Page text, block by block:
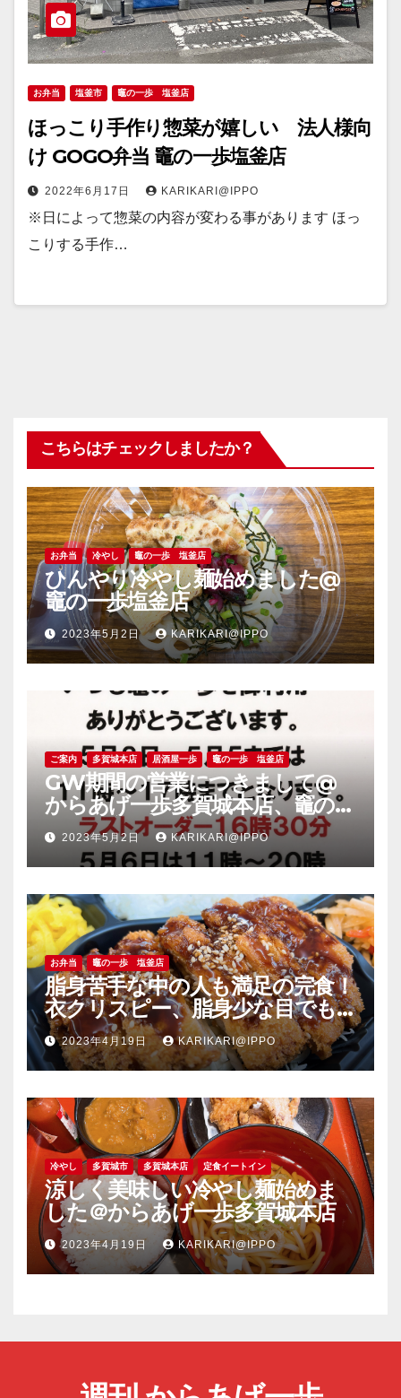
お弁当 塩釜市 竈の一歩 塩釜店
ほっこり手作り惣菜が嬉しい 法人様向
け GOGO弁当 竈の一歩塩釜店
2022年6月17日 KARIKARI@IPPO
※日によって惣菜の内容が変わる事があります ほっ
こりする手作…
こちらはチェックしましたか？
お弁当 冷やし 竈の一歩 塩釜店
ひんやり冷やし麺始めました@
竈の一歩塩釜店
2023年5月2日 KARIKARI@IPPO
ご案内 多賀城本店 居酒屋一歩 竈の一歩 塩釜店
GW期間の営業につきまして@
からあげ一歩多賀城本店、竈の一
歩塩釜店
2023年5月2日 KARIKARI@IPPO
お弁当 竈の一歩 塩釜店
脂身苦手な中の人も満足の完食！
衣クリスピー、脂身少な目でも
旨い豚肉のソーストンカツ弁当
＠竈の一歩塩釜店
2023年4月19日 KARIKARI@IPPO
冷やし 多賀城市 多賀城本店 定食イートイン
涼しく美味しい冷やし麺始めま
した＠からあげ一歩多賀城本店
2023年4月19日 KARIKARI@IPPO